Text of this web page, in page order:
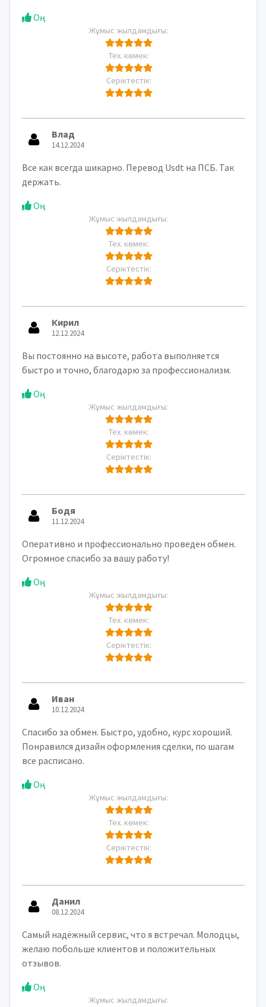
Оң
Жұмыс жылдамдығы:
Тех. көмек:
Серіктестік:
Влад
14.12.2024
Все как всегда шикарно. Перевод Usdt на ПСБ. Так
держать.
Оң
Жұмыс жылдамдығы:
Тех. көмек:
Серіктестік:
Кирил
12.12.2024
Вы постоянно на высоте, работа выполняется
быстро и точно, благодарю за профессионализм.
Оң
Жұмыс жылдамдығы:
Тех. көмек:
Серіктестік:
Бодя
11.12.2024
Оперативно и профессионально проведен обмен.
Огромное спасибо за вашу работу!
Оң
Жұмыс жылдамдығы:
Тех. көмек:
Серіктестік:
Иван
10.12.2024
Спасибо за обмен. Быстро, удобно, курс хороший.
Понравился дизайн оформления сделки, по шагам
все расписано.
Оң
Жұмыс жылдамдығы:
Тех. көмек:
Серіктестік:
Данил
08.12.2024
Самый надёжный сервис, что я встречал. Молодцы,
желаю побольше клиентов и положительных
отзывов.
Оң
Жұмыс жылдамдығы: